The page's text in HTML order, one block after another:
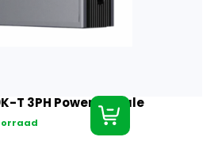
T 3PH Power Module